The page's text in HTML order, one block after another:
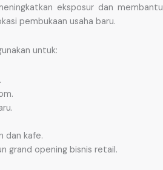
eksposur dan membantu
pembukaan usaha baru.
untuk:
dan kafe.
grand opening bisnis retail.